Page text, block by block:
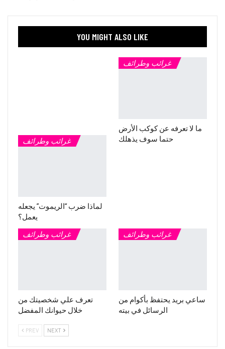
YOU MIGHT ALSO LIKE
غرائب وطرائف
لماذا ضرب “الريموت” يجعله
يعمل؟
غرائب وطرائف
ما لا تعرفه عن كوكب الأرض
حتما سوف يذهلك
غرائب وطرائف
تعرف علي شخصيتك من
خلال حيوانك المفضل
غرائب وطرائف
ساعي بريد يحتفظ بأكوام من
الرسائل في بيته
PREV NEXT